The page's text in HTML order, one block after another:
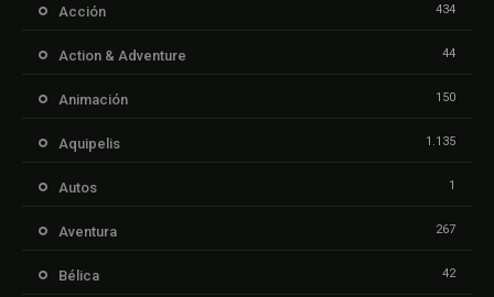
Acción 434
Action & Adventure 44
Animación 150
Aquipelis 1.135
Autos 1
Aventura 267
Bélica 42